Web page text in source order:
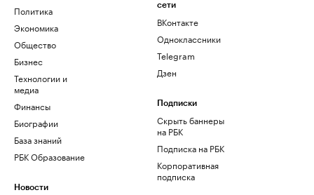
Политика
Экономика
Общество
Бизнес
Технологии и
медиа
Финансы
Биографии
База знаний
РБК Образование
Новости
сети
ВКонтакте
Одноклассники
Telegram
Дзен
Подписки
Скрыть баннеры
на РБК
Подписка на РБК
Корпоративная
подписка